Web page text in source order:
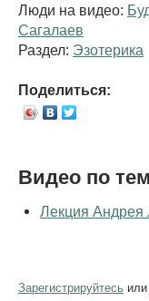
Люди на видео:
Сагалаев
Раздел: Эзотерика
Поделиться:
Видео по
Лекция Андрея
Зарегистрируйтесь или